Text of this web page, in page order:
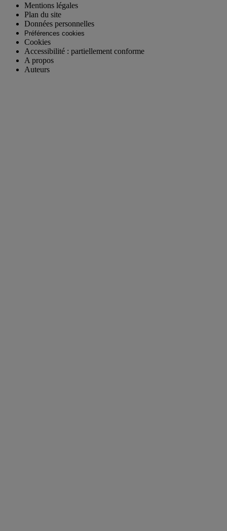
Mentions légales
Plan du site
Données personnelles
Préférences cookies
Cookies
Accessibilité : partiellement conforme
A propos
Auteurs